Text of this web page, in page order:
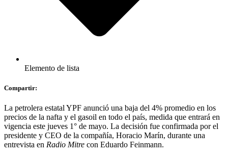
Elemento de lista
Compartir:
La petrolera estatal YPF anunció una baja del 4% promedio en los
precios de la nafta y el gasoil en todo el país, medida que entrará en
vigencia este jueves 1° de mayo. La decisión fue confirmada por el
presidente y CEO de la compañía, Horacio Marín, durante una
entrevista en Radio Mitre con Eduardo Feinmann.